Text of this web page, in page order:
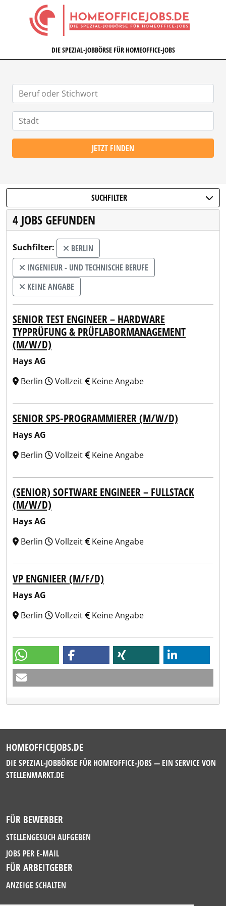
HOMEOFFICEJOBS.DE
DIE SPEZIAL-JOBBÖRSE FÜR HOMEOFFICE-JOBS
JETZT FINDEN
SUCHFILTER
4 JOBS GEFUNDEN
Suchfilter:
BERLIN
INGENIEUR - UND TECHNISCHE BERUFE
KEINE ANGABE
SENIOR TEST ENGINEER – HARDWARE
TYPPRÜFUNG & PRÜFLABORMANAGEMENT
(M/W/D)
Hays AG
Berlin
Vollzeit Keine Angabe
SENIOR SPS-PROGRAMMIERER (M/W/D)
Hays AG
Berlin
Vollzeit Keine Angabe
(SENIOR) SOFTWARE ENGINEER – FULLSTACK
(M/W/D)
Hays AG
Berlin
Vollzeit Keine Angabe
VP ENGNIEER (M/F/D)
Hays AG
Berlin
Vollzeit Keine Angabe
HOMEOFFICEJOBS.DE
DIE SPEZIAL-JOBBÖRSE FÜR HOMEOFFICE-JOBS — EIN SERVICE VON
STELLENMARKT.DE
FÜR BEWERBER
STELLENGESUCH AUFGEBEN
JOBS PER E-MAIL
FÜR ARBEITGEBER
ANZEIGE SCHALTEN